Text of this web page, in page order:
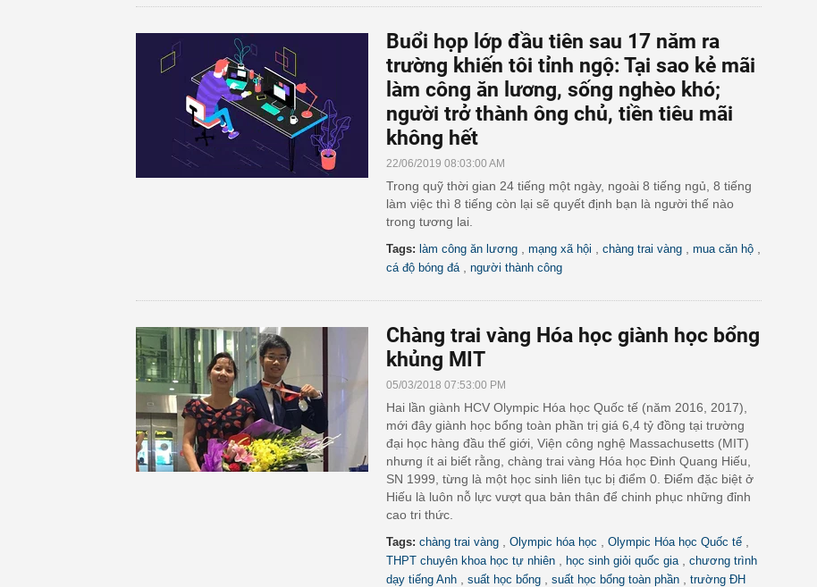
Buổi họp lớp đầu tiên sau 17 năm ra
trường khiến tôi tỉnh ngộ: Tại sao kẻ mãi
làm công ăn lương, sống nghèo khó;
người trở thành ông chủ, tiền tiêu mãi
không hết
22/06/2019 08:03:00 AM
Trong quỹ thời gian 24 tiếng một ngày, ngoài 8 tiếng ngủ, 8 tiếng
làm việc thì 8 tiếng còn lại sẽ quyết định bạn là người thế nào
trong tương lai.
Tags: làm công ăn lương mạng xã hội chàng trai vàng mua căn hộ
cá độ bóng đá người thành công
Chàng trai vàng Hóa học giành học bổng
khủng MIT
05/03/2018 07:53:00 PM
Hai lần giành HCV Olympic Hóa học Quốc tế (năm 2016, 2017),
mới đây giành học bổng toàn phần trị giá 6,4 tỷ đồng tại trường
đại học hàng đầu thế giới, Viện công nghệ Massachusetts (MIT)
nhưng ít ai biết rằng, chàng trai vàng Hóa học Đinh Quang Hiếu,
SN 1999, từng là một học sinh liên tục bị điểm 0. Điểm đặc biệt ở
Hiếu là luôn nỗ lực vượt qua bản thân để chinh phục những đỉnh
cao tri thức.
Tags: chàng trai vàng Olympic hóa học Olympic Hóa học Quốc tế
THPT chuyên khoa học tự nhiên học sinh giỏi quốc gia
chương trình
dạy tiếng Anh
suất học bổng suất học bổng toàn phần trường ĐH